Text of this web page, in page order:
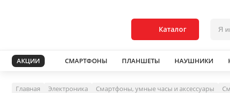
Каталог
АКЦИИ СМАРТФОНЫ ПЛАНШЕТЫ НАУШНИКИ
Главная Электроника Смартфоны, умные часы и аксессуары